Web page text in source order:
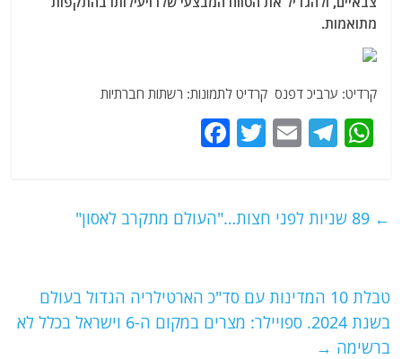
מתואמות.
קרדיט: ערביכ דפנס קרדיט לתמונות: רשתות חברתיות
W
s
p
T
g
E
l
T
er
e
o
k
← 89 שניות לפני חצות…"העולם מתקרב לאסון"
טבלת 10 המדינות עם סד"כ הארטילריה הגדול בעולם
בשנת 2024. ספויילר: מצרים במקום ה-6 וישראל בכלל לא
ברשימה →